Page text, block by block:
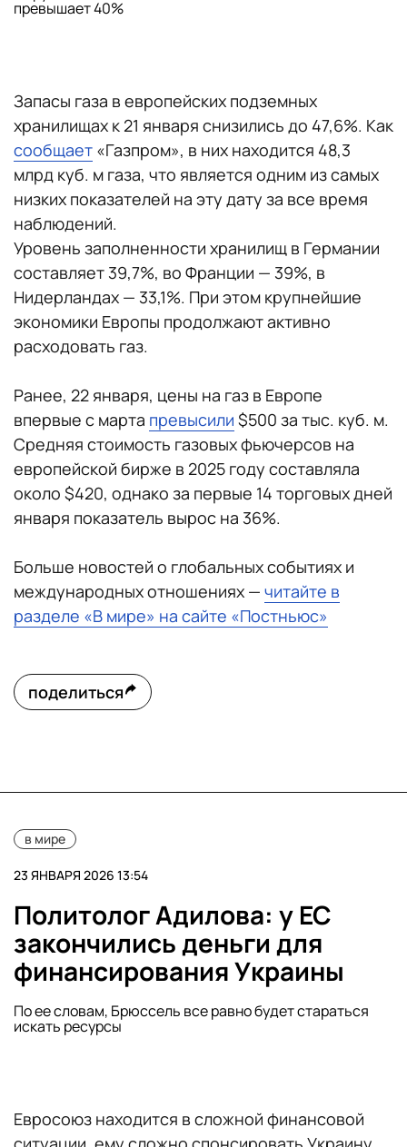
превышает 40%
Запасы газа в европейских подземных
хранилищах к 21 января снизились до 47,6%. Как
сообщает «Газпром», в них находится 48,3
млрд куб. м газа, что является одним из самых
низких показателей на эту дату за все время
наблюдений.
Уровень заполненности хранилищ в Германии
составляет 39,7%, во Франции — 39%, в
Нидерландах — 33,1%. При этом крупнейшие
экономики Европы продолжают активно
расходовать газ.
Ранее, 22 января, цены на газ в Европе
впервые с марта превысили $500 за тыс. куб. м.
Средняя стоимость газовых фьючерсов на
европейской бирже в 2025 году составляла
около $420, однако за первые 14 торговых дней
января показатель вырос на 36%.
Больше новостей о глобальных событиях и
международных отношениях — читайте в
разделе «В мире» на сайте «Постньюс»
поделиться
в мире
23 ЯНВАРЯ 2026 13:54
Политолог Адилова: у ЕС
закончились деньги для
финансирования Украины
По ее словам, Брюссель все равно будет стараться
искать ресурсы
Евросоюз находится в сложной финансовой